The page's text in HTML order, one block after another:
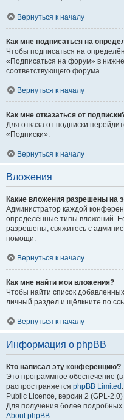
Вернуться к началу
Как мне подписаться на
Чтобы подписаться на
«Подписаться на форум» в
соответствующего форума.
Вернуться к началу
Как мне отказаться от
Для отказа от подписки
«Подписки».
Вернуться к началу
Вложения
Какие вложения разрешены на
Администратор каждой
определённые типы вложений.
разрешены, свяжитесь с
помощи.
Вернуться к началу
Как мне найти мои вложения?
Чтобы найти список
личный раздел и щёлкните по
Вернуться к началу
Информация о phpBB
Кто написал эту конференцию?
Это программное обеспечение
распространяется phpBB Limited
Public Licence, версии 2 (GPL-
Для получения более
About phpBB.